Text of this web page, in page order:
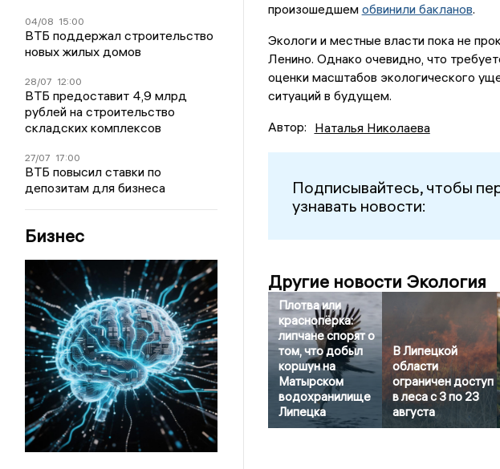
04/08 15:00
ВТБ поддержал строительство
новых жилых домов
28/07 12:00
ВТБ предоставит 4,9 млрд
рублей на строительство
складских комплексов
27/07 17:00
ВТБ повысил ставки по
депозитам для бизнеса
Бизнес
произошедшем обвинили бакланов.
Экологи и местные власти пока не
Ленино. Однако очевидно, что
оценки масштабов экологического
ситуаций в будущем.
Автор: Наталья Николаева
Подписывайтесь, чтобы
узнавать новости:
Другие новости Экология
Плотва или
краснопёрка:
липчане спорят о
том, что добыл
коршун на
Матырском
водохранилище
Липецка
В Липецкой
области
ограничен доступ
в леса с 3 по 23
августа